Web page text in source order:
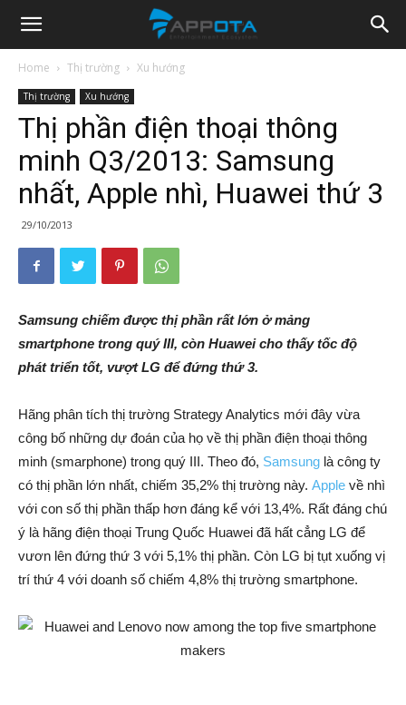
Appota
News
Home Thị trường Xu hướng
Thị trường Xu hướng
Thị phần điện thoại thông
minh Q3/2013: Samsung
nhất, Apple nhì, Huawei thứ 3
29/10/2013
Samsung chiếm được thị phần rất lớn ở mảng
smartphone trong quý III, còn Huawei cho thấy tốc độ
phát triển tốt, vượt LG để đứng thứ 3.
Hãng phân tích thị trường Strategy Analytics mới đây vừa
công bố những dự đoán của họ về thị phần điện thoại thông
minh (smarphone) trong quý III. Theo đó, Samsung là công ty
có thị phần lớn nhất, chiếm 35,2% thị trường này. Apple về nhì
với con số thị phần thấp hơn đáng kể với 13,4%. Rất đáng chú
ý là hãng điện thoại Trung Quốc Huawei đã hất cẳng LG để
vươn lên đứng thứ 3 với 5,1% thị phần. Còn LG bị tụt xuống vị
trí thứ 4 với doanh số chiếm 4,8% thị trường smartphone.